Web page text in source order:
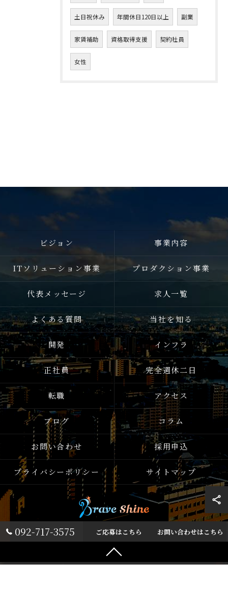
土日祝休み 年間休日120日以上 副業
家賃補助 資格取得支援 契約社員
女性
092-717-3575 ご応募はこちら お問い合わせはこちら
ビジョン 事業内容
ITソリューション事業 プロダクション事業
代表メッセージ 求人一覧
よくある質問 当社を知る
開発 インフラ
正社員 完全週休二日
転職 アクセス
ブログ コラム
お問い合わせ 採用申込
プライバシーポリシー サイトマップ
© 2026 福岡・東京でITエンジニアの求人なら株式会社ブレイブシャイン ALL
RIGHTS RESERVED.